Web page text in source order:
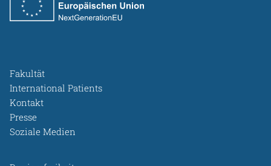
Fakultät
International Patients
Kontakt
Presse
Soziale Medien